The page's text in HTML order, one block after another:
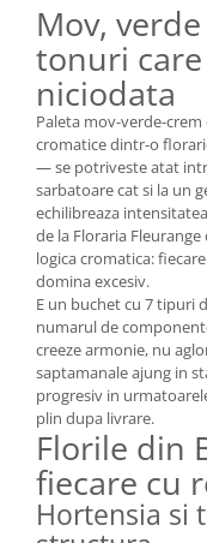
Mov,
tonuri
niciodata
Paleta mov-verde-
cromatice dintr-o
— se potriveste atat
sarbatoare cat si la un
echilibreaza
de la Floraria
logica cromatica:
domina excesiv.
E un buchet cu 7 tipuri
numarul de
creeze armonie, nu
saptamanale ajung in
progresiv in
plin dupa livrare.
Florile din
fiecare cu
Hortensia si